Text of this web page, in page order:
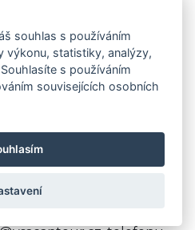
cestovní smlouvu
a poslat
souhlas stačí zaslat
znamená, že se
"podepisujete ji".
svou cestu, podařilo se
Objednávku na zájezd.
v pořádku a Vaše
souhlas s používáním
výkonu, statistiky, analýzy,
s používáním
souvisejících osobních